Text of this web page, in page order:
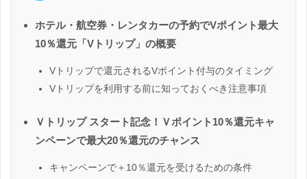
ホテル・航空券・レンタカーの予約でVポイント最大
10％還元「Vトリップ」の概要
Vトリップで還元されるVポイント付与のタイミング
Vトリップを利用する前に知っておくべき注意事項
Ｖトリップ スタート記念！Ｖポイント10％還元キャ
ンペーンで最大20％還元のチャンス
キャンペーンで＋10％還元を受けるための条件